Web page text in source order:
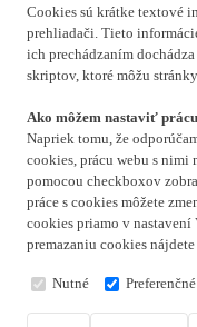
Cookies sú krátke textové
prehliadači. Tieto
ich prechádzaním
skriptov, ktoré môžu
Ako môžem nastaviť prácu
Napriek tomu, že
cookies, prácu webu s
pomocou checkboxov
práce s cookies môžete
cookies priamo v nastavení
premazaniu cookies
Nutné Preferenčné